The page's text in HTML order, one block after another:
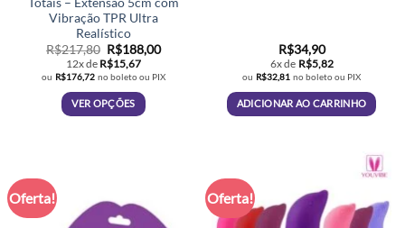
Vibração TPR Ultra
Realístico
R$217,80 O
preço
original
era:
R$217,80.
R$188,00O
atual
é:
12x de R$15,67
ou R$176,72 no boleto ou PIX
VER OPÇÕES
variantes.
As
R$34,90
6x de R$5,82
ou R$32,81 no boleto ou PIX
ADICIONAR AO CARRINHO
Oferta! Oferta!